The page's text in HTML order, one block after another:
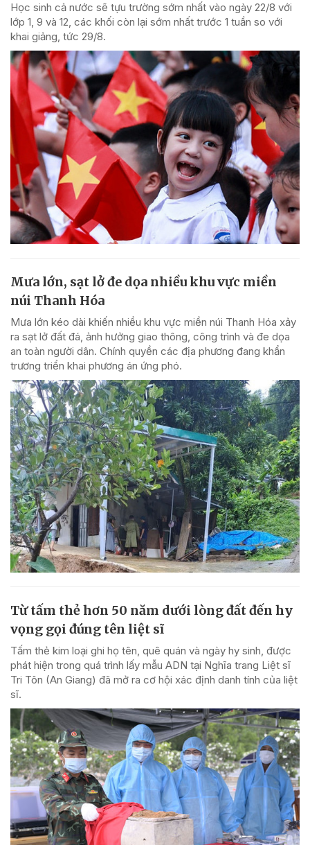
Học sinh cả nước sẽ tựu trường sớm nhất vào ngày 22/8 với
lớp 1, 9 và 12, các khối còn lại sớm nhất trước 1 tuần so với
khai giảng, tức 29/8.
Mưa lớn, sạt lở đe dọa nhiều khu vực miền
núi Thanh Hóa
Mưa lớn kéo dài khiến nhiều khu vực miền núi Thanh Hóa xảy
ra sạt lở đất đá, ảnh hưởng giao thông, công trình và đe dọa
an toàn người dân. Chính quyền các địa phương đang khẩn
trương triển khai phương án ứng phó.
Từ tấm thẻ hơn 50 năm dưới lòng đất đến hy
vọng gọi đúng tên liệt sĩ
Tấm thẻ kim loại ghi họ tên, quê quán và ngày hy sinh, được
phát hiện trong quá trình lấy mẫu ADN tại Nghĩa trang Liệt sĩ
Tri Tôn (An Giang) đã mở ra cơ hội xác định danh tính của liệt
sĩ.